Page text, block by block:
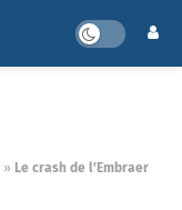
» Le crash de l’Embraer